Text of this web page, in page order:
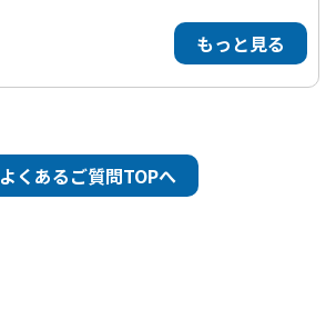
もっと見る
よくあるご質問TOPへ